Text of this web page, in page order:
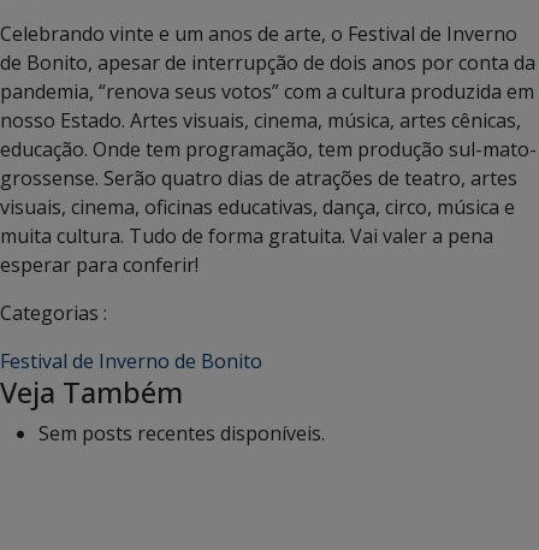
Celebrando vinte e um anos de arte, o Festival de Inverno
de Bonito, apesar de interrupção de dois anos por conta da
pandemia, “renova seus votos” com a cultura produzida em
nosso Estado. Artes visuais, cinema, música, artes cênicas,
educação. Onde tem programação, tem produção sul-mato-
grossense. Serão quatro dias de atrações de teatro, artes
visuais, cinema, oficinas educativas, dança, circo, música e
muita cultura. Tudo de forma gratuita. Vai valer a pena
esperar para conferir!
Categorias :
Festival de Inverno de Bonito
Veja Também
Sem posts recentes disponíveis.